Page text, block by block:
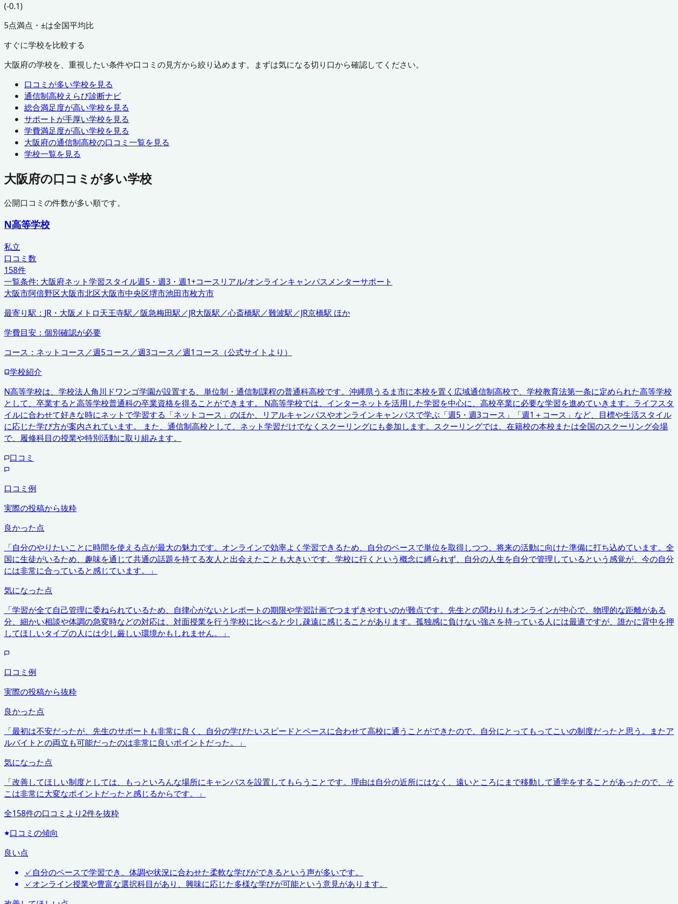
(-0.1)
5点満点・±は全国平均比
すぐに学校を比較する
大阪府の学校を、重視したい条件や口コミの見方から絞り込めます。まずは気になる切り口から確認してください。
口コミが多い学校を見る
通信制高校えらび診断ナビ
総合満足度が高い学校を見る
サポートが手厚い学校を見る
学費満足度が高い学校を見る
大阪府の通信制高校の口コミ一覧を見る
学校一覧を見る
大阪府の口コミが多い学校
公開口コミの件数が多い順です。
N高等学校
私立
口コミ数
158件
一覧条件: 大阪府ネット学習スタイル週5・週3・週1+コース リアル/オンラインキャンパスメンターサポート
大阪市阿倍野区大阪市北区大阪市中央区堺市池田市枚方市
最寄り駅： JR・大阪メトロ天王寺駅／阪急梅田駅／JR大阪駅／心斎橋駅／難波駅／JR京橋駅 ほか
学費目安： 個別確認が必要
コース： ネットコース／週5コース／週3コース／週1コース （公式サイトより）
学校紹介
N高等学校は、学校法人角川ドワンゴ学園が設置する、単位制・通信制課程の普通科高校です。沖縄県うるま市に本校を置く広域通信制高校で、学校教育法第一条に定められた高等学校
として、卒業すると高等学校普通科の卒業資格を得ることができます。 N高等学校では、インターネットを活用した学習を中心に、高校卒業に必要な学習を進めていきます。ライフスタ
イルに合わせて好きな時にネットで学習する「ネットコース」のほか、リアルキャンパスやオンラインキャンパスで学ぶ「週5・週3コース」「週1＋コース」など、目標や生活スタイル
に応じた学び方が案内されています。 また、通信制高校として、ネット学習だけでなくスクーリングにも参加します。スクーリングでは、在籍校の本校または全国のスクーリング会場
で、履修科目の授業や特別活動に取り組みます。
口コミ
口コミ例
実際の投稿から抜粋
良かった点
「自分のやりたいことに時間を使える点が最大の魅力です。オンラインで効率よく学習できるため、自分のペースで単位を取得しつつ、将来の活動に向けた準備に打ち込めています。全
国に生徒がいるため、趣味を通じて共通の話題を持てる友人と出会えたことも大きいです。学校に行くという概念に縛られず、自分の人生を自分で管理しているという感覚が、今の自分
には非常に合っていると感じています。
」
気になった点
「学習が全て自己管理に委ねられているため、自律心がないとレポートの期限や学習計画でつまずきやすいのが難点です。先生との関わりもオンラインが中心で、物理的な距離がある
分、細かい相談や体調の急変時などの対応は、対面授業を行う学校に比べると少し疎遠に感じることがあります。孤独感に負けない強さを持っている人には最適ですが、誰かに背中を押
してほしいタイプの人には少し厳しい環境かもしれません。
」
口コミ例
実際の投稿から抜粋
良かった点
「最初は不安だったが、先生のサポートも非常に良く、自分の学びたいスピードとペースに合わせて高校に通うことができたので、自分にとってもってこいの制度だったと思う。またア
ルバイトとの両立も可能だったのは非常に良いポイントだった。
」
気になった点
「改善してほしい制度としては、もっといろんな場所にキャンパスを設置してもらうことです。理由は自分の近所にはなく、遠いところにまで移動して通学をすることがあったので、そ
こは非常に大変なポイントだったと感じるからです。
」
全158件の口コミより2件を抜粋
口コミの傾向
良い点
✓自分のペースで学習でき、体調や状況に合わせた柔軟な学びができるという声が多いです。
✓オンライン授業や豊富な選択科目があり、興味に応じた多様な学びが可能という意見があります。